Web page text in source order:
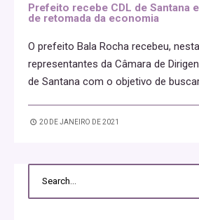
Prefeito recebe CDL de Santana
de retomada da economia
O prefeito Bala Rocha recebeu,
representantes da Câmara de
de Santana com o objetivo de buscar
20 DE JANEIRO DE 2021